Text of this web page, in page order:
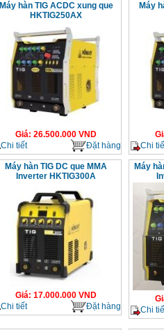
Máy hàn TIG ACDC xung que
HKTIG250AX
Giá: 26.500.000 VND
Chi tiết
Đặt hàng
Máy
Chi
Máy hàn TIG DC que MMA
Inverter HKTIG300A
Giá: 17.000.000 VND
Chi tiết
Đặt hàng
Máy
Chi